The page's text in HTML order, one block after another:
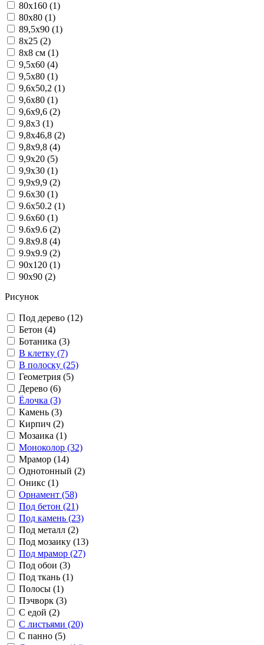
80x160 (1)
80x80 (1)
89,5x90 (1)
8x25 (2)
8x8 см (1)
9,5x60 (4)
9,5x80 (1)
9,6x50,2 (1)
9,6x80 (1)
9,6x9,6 (2)
9,8x3 (1)
9,8x46,8 (2)
9,8x9,8 (4)
9,9x20 (5)
9,9x30 (1)
9,9x9,9 (2)
9.6x30 (1)
9.6x50.2 (1)
9.6x60 (1)
9.6x9.6 (2)
9.8x9.8 (4)
9.9x9.9 (2)
90x120 (1)
90x90 (2)
Рисунок
Под дерево (12)
Бетон (4)
Ботаника (3)
В клетку (7)
В полоску (25)
Геометрия (5)
Дерево (6)
Ёлочка (3)
Камень (3)
Кирпич (2)
Мозаика (1)
Моноколор (32)
Мрамор (14)
Однотонный (2)
Оникс (1)
Орнамент (58)
Под бетон (21)
Под камень (23)
Под металл (2)
Под мозаику (13)
Под мрамор (27)
Под обои (3)
Под ткань (1)
Полосы (1)
Пэчворк (3)
С едой (2)
С листьями (20)
С панно (5)